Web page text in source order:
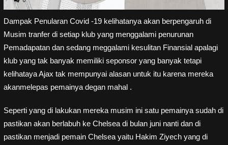
Dampak Penularan Covid -19 kelihatanya akan berpengaruh di
Musim tranfer di setiap klub yang menggalami penurunan
Pemadapatan dan sedang meggalami kesulitan Finansial apalagi
klub yang tak banyak memiliki seponsor yang banyak tetapi
kelihataya Ajax tak mempunyai alasan untuk itu karena mereka
akanmelepas pemainya degan mahal .
Seperti yang di lakukan mereka musim ini satu pemainya sudah di
pastikan akan berlabuh ke Chelsea di bulan juni nanti dan di
pastikan menjadi pemain Chelsea yaitu Hakim Ziyech yang di